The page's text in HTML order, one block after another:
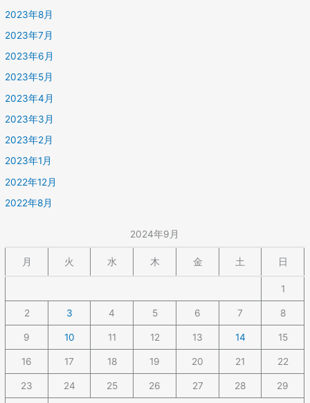
2023年8月
2023年7月
2023年6月
2023年5月
2023年4月
2023年3月
2023年2月
2023年1月
2022年12月
2022年8月
2024年9月
月 火 水 木 金 土 日
1
2 3 4 5 6 7 8
9 10 11 12 13 14 15
16 17 18 19 20 21 22
23 24 25 26 27 28 29